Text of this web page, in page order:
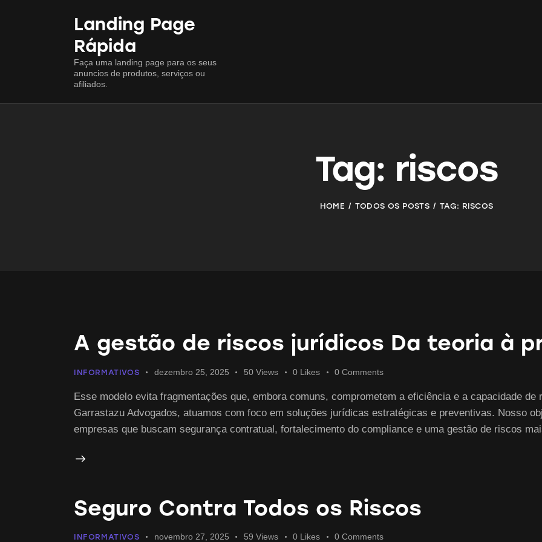
Landing Page
Rápida
Faça uma landing page para os seus
anuncios de produtos, serviços ou
afiliados.
Tag: riscos
HOME TODOS OS POSTS TAG: RISCOS
A gestão de riscos jurídicos Da teoria à
INFORMATIVOS dezembro 25, 2025 50 Views 0 Likes 0 Comments
Esse modelo evita fragmentações que, embora comuns, comprometem a eficiência e a capacidade
Garrastazu Advogados, atuamos com foco em soluções jurídicas estratégicas e preventivas. Nosso
empresas que buscam segurança contratual, fortalecimento do compliance e uma gestão de riscos
Seguro Contra Todos os Riscos
INFORMATIVOS novembro 27, 2025 59 Views 0 Likes 0 Comments